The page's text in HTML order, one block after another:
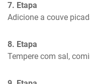
7. Etapa
Adicione a couve
8. Etapa
Tempere com sal,